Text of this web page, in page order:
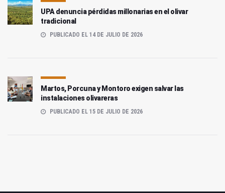
UPA denuncia pérdidas millonarias en el olivar
tradicional
PUBLICADO EL 14 DE JULIO DE 2026
Martos, Porcuna y Montoro exigen salvar las
instalaciones olivareras
PUBLICADO EL 15 DE JULIO DE 2026